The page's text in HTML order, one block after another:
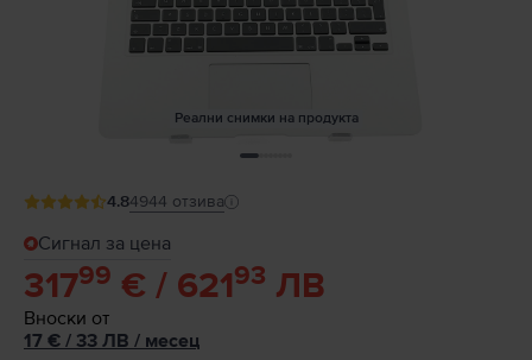
Реални снимки на продукта
4.84944 отзива
Сигнал за цена
31799 € / 62193 ЛВ
Вноски от
17 € / 33 ЛВ / месец